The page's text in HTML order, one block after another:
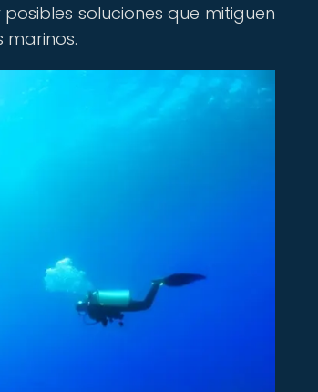
soluciones que mitiguen
marinos.